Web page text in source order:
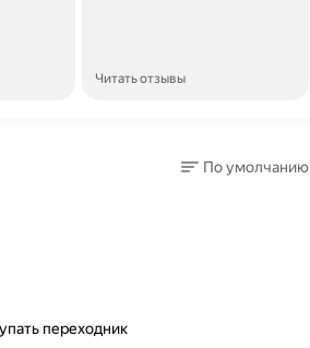
Читать отзывы
По умолчанию
переходник